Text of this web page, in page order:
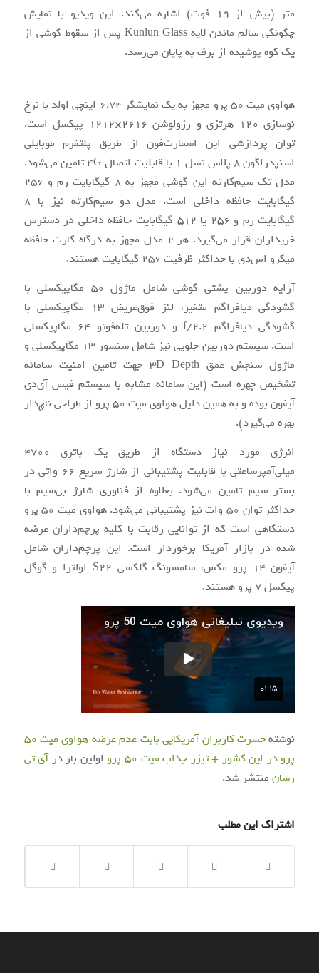
متر (بیش از 19 فوت) اشاره می‌کند. این ویدیو با نمایش
چگونگی سالم ماندن لایه Kunlun Glass پس از سقوط گوشی از
یک کوه پوشیده از برف به پایان می‌رسد.
هواوی میت 50 پرو مجهز به یک نمایشگر 6.74 اینچی اولد با نرخ
نوسازی 120 هرتزی و رزولوشن 2616×1212 پیکسل است.
توان پردازشی این اسمارت‌فون از طریق پلتفرم موبایلی
اسنپدراگون 8 پلاس نسل 1 با قابلیت اتصال 4G تامین می‌شود.
مدل تک سیم‌کارته این گوشی مجهز به 8 گیگابایت رم و 256
گیگابایت حافظه داخلی است. مدل دو سیم‌کارته نیز با 8
گیگابایت رم و 256 یا 512 گیگابایت حافظه داخلی در دسترس
خریداران قرار می‌گیرد. هر 2 مدل مجهز به درگاه کارت حافظه
میکرو اس‌دی با حداکثر ظرفیت 256 گیگابایت هستند.
آرایه دوربین پشتی گوشی شامل ماژول 50 مگاپیکسلی با
گشودگی دیافراگم متغیر، لنز فوق‌عریض 13 مگاپیکسلی با
گشودگی دیافراگم f/2.2 و دوربین تله‌فوتو 64 مگاپیکسلی
است. سیستم دوربین جلویی نیز شامل سنسور 13 مگاپیکسلی و
ماژول سنجش عمق 3D Depth جهت تامین امنیت سامانه
تشخیص چهره است (این سامانه مشابه با سیستم فیس آی‌دی
آیفون بوده و به همین دلیل هواوی میت 50 پرو از طراحی ناچ‌دار
بهره می‌گیرد).
انرژی مورد نیاز دستگاه از طریق یک باتری 4700
میلی‌آمپرساعتی با قابلیت پشتیبانی از شارژ سریع 66 واتی در
بستر سیم تامین می‌شود. بعلاوه از فناوری شارژ بی‌سیم با
حداکثر توان 50 وات نیز پشتیبانی می‌شود. هواوی میت 50 پرو
دستگاهی است که از توانایی رقابت با کلیه پرچم‌داران عرضه
شده در بازار آمریکا برخوردار است. این پرچم‌داران شامل
آیفون 14 پرو مکس، سامسونگ گلکسی S22 اولترا و گوگل
پیکسل 7 پرو هستند.
نوشته
حسرت کاربران آمریکایی بابت عدم عرضه هواوی میت 50
پرو در این کشور + تیزر جذاب میت 50 پرو
اولین بار درآی‌ تی‌
رسانمنتشر شد.
اشتراک این مطلب